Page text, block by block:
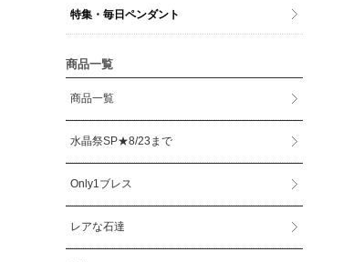
特集・毎日ペンダント
商品一覧
商品一覧
水晶祭SP★8/23まで
Only1ブレス
レアな石達